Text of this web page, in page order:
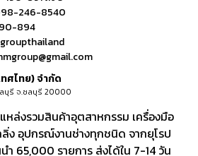
246-8540
894
ทศไทย) จำกัด
บุรี จ.ชลบุรี 20000
หล่งรวมสินค้าอุตสาหกรรม เครื่องมือ
ลิ่ง อุปกรณ์งานช่างทุกชนิด จากยุโรป
65,000 รายการ ส่งได้ใน 7-14 วัน